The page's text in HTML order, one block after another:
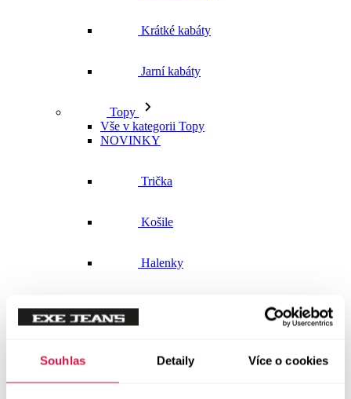
Souhlas Detaily Více o cookies
Krátké kabáty
Jarní kabáty
Topy
Vše v kategorii Topy
NOVINKY
Trička
Košile
Halenky
Vše v kategorii Svetry a mikiny